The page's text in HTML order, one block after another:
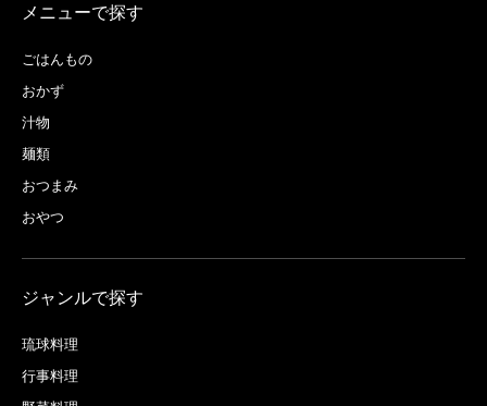
メニューで探す
ごはんもの
おかず
汁物
麺類
おつまみ
おやつ
ジャンルで探す
琉球料理
行事料理